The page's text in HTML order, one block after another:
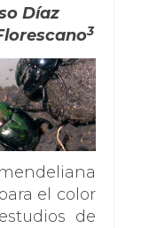
Díaz
3
el color
de